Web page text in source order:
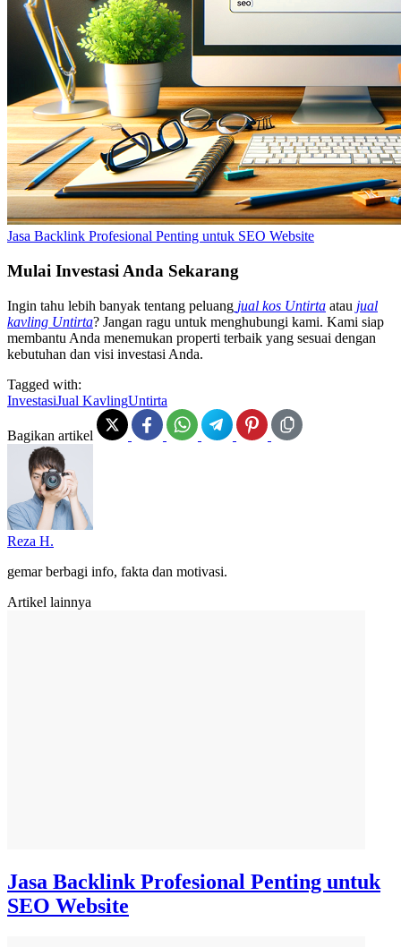
Jasa Backlink Profesional Penting untuk SEO Website
Mulai Investasi Anda Sekarang
Ingin tahu lebih banyak tentang peluang jual kos Untirta atau jual
kavling Untirta? Jangan ragu untuk menghubungi kami. Kami siap
membantu Anda menemukan properti terbaik yang sesuai dengan
kebutuhan dan visi investasi Anda.
Tagged with:
InvestasiJual KavlingUntirta
Bagikan artikel
Reza H.
gemar berbagi info, fakta dan motivasi.
Artikel lainnya
Jasa Backlink Profesional Penting untuk
SEO Website